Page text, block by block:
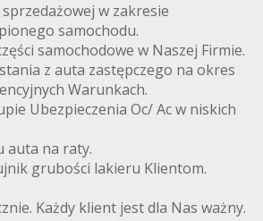
w zakresie
samochodu.
samochodowe w Naszej Firmie.
z auta zastępczego na okres
Warunkach.
Ubezpieczenia Oc/ Ac w niskich
auta na raty.
grubości lakieru Klientom.
Każdy klient jest dla Nas ważny.